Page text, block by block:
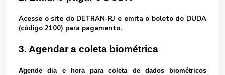
Acesse o site do DETRAN-RJ e emita o boleto do DUDA
(código 2100) para pagamento.
3. Agendar a coleta biométrica
Agendedia e horapara coleta de dados biométricos